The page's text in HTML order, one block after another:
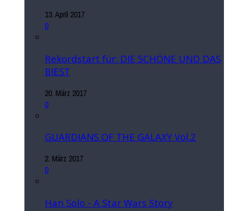
13. April 2017
0
Rekordstart für: DIE SCHÖNE UND DAS
BIEST
20. März 2017
0
GUARDIANS OF THE GALAXY Vol.2
2. März 2017
0
Han Solo - A Star Wars Story